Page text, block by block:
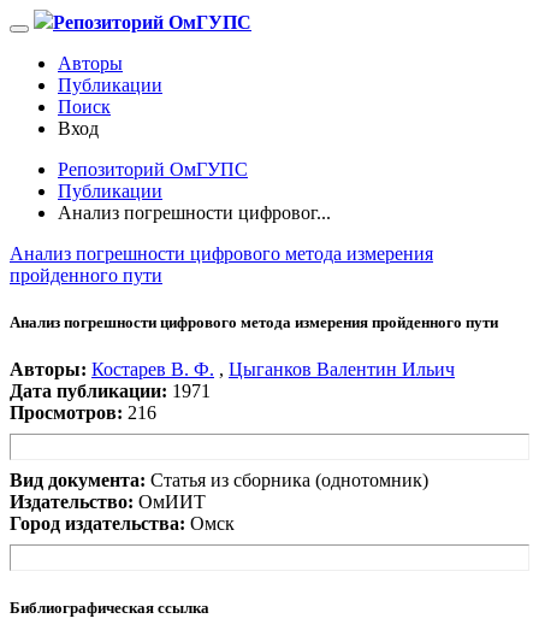
Репозиторий ОмГУПС
Авторы
Публикации
Поиск
Вход
Репозиторий ОмГУПС
Публикации
Анализ погрешности цифровог...
Анализ погрешности цифрового метода измерения
пройденного пути
Анализ погрешности цифрового метода измерения пройденного пути
Авторы: Костарев В. Ф. , Цыганков Валентин Ильич
Дата публикации: 1971
Просмотров: 216
Вид документа: Статья из сборника (однотомник)
Издательство: ОмИИТ
Город издательства: Омск
Библиографическая ссылка